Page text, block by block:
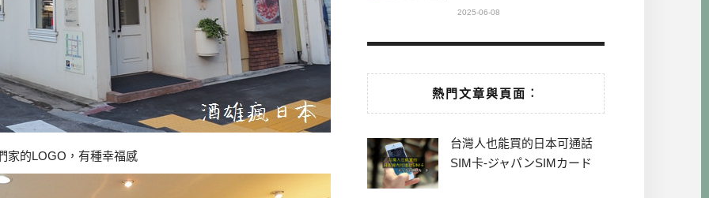
家的LOGO，有種幸福感
2025-06-08
熱門文章與頁面︰
台灣人也能買的日本可通話
SIM卡-ジャパンSIMカード